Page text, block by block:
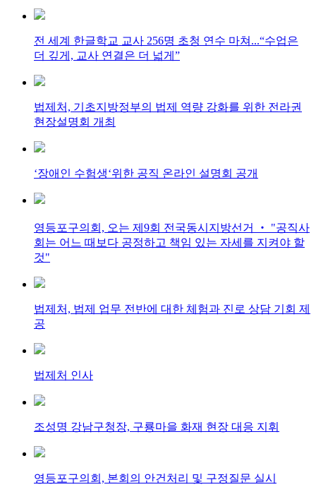
전 세계 한글학교 교사 256명 초청 연수 마쳐...“수업은
더 깊게, 교사 연결은 더 넓게”
법제처, 기초지방정부의 법제 역량 강화를 위한 전라권
현장설명회 개최
‘장애인 수험생‘위한 공직 온라인 설명회 공개
영등포구의회, 오는 제9회 전국동시지방선거 ‧ "공직사
회는 어느 때보다 공정하고 책임 있는 자세를 지켜야 할
것"
법제처, 법제 업무 전반에 대한 체험과 진로 상담 기회 제
공
법제처 인사
조성명 강남구청장, 구룡마을 화재 현장 대응 지휘
영등포구의회, 본회의 안건처리 및 구정질문 실시